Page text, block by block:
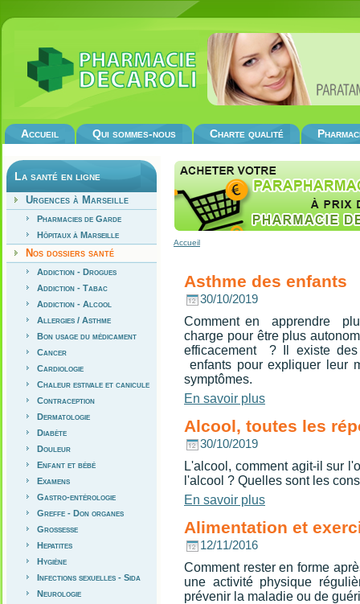
Accueil Qui sommes-nous Charte qualité
La santé en ligne
Urgences à Marseille
Pharmacies de Garde
Hôpitaux à Marseille
Nos dossiers santé
Addiction - Drogues
Addiction - Tabac
Addiction - Alcool
Allergies / Asthme
Bon usage du médicament
Cancer
Cardiologie
Chaleur estivale et canicule
Contraception
Dermatologie
Diabète
Douleur
Enfant et bébé
Examens
Gastro-entérologie
Greffe - Don organes
Grossesse
Hepatites
Hygiène
Infections sexuelles - Sida
Neurologie
Accueil
Asthme des enfants
30/10/2019
Comment en apprendre
charge pour être plus
efficacement ? Il existe
enfants pour expliquer leur
symptômes.
En savoir plus
Alcool, toutes les
30/10/2019
L'alcool, comment agit-il sur
l'alcool ? Quelles sont les
En savoir plus
Alimentation et
12/11/2016
Comment rester en forme
une activité physique
prévenir la maladie ou de